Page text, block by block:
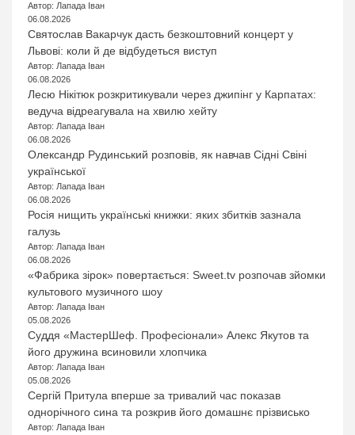
Автор: Лапада Іван
06.08.2026
Святослав Вакарчук дасть безкоштовний концерт у
Львові: коли й де відбудеться виступ
Автор: Лапада Іван
06.08.2026
Лесю Нікітюк розкритикували через джипінг у Карпатах:
ведуча відреагувала на хвилю хейту
Автор: Лапада Іван
06.08.2026
Олександр Рудинський розповів, як навчав Сідні Свіні
української
Автор: Лапада Іван
06.08.2026
Росія нищить українські книжки: яких збитків зазнала
галузь
Автор: Лапада Іван
06.08.2026
«Фабрика зірок» повертається: Sweet.tv розпочав зйомки
культового музичного шоу
Автор: Лапада Іван
05.08.2026
Суддя «МастерШеф. Професіонали» Алекс Якутов та
його дружина всиновили хлопчика
Автор: Лапада Іван
05.08.2026
Сергій Притула вперше за тривалий час показав
однорічного сина та розкрив його домашнє прізвисько
Автор: Лапада Іван